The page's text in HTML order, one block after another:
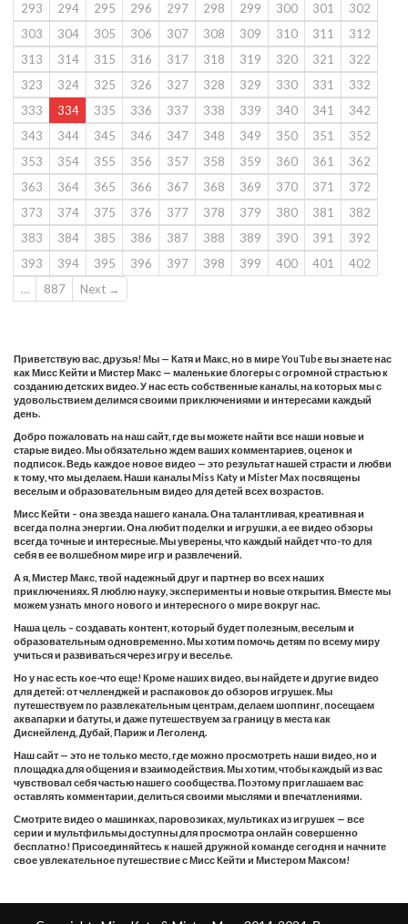
293
294 295 296 297 298 299 300 301
302
303
304 305 306 307 308 309 310 311
312
313
314 315 316 317 318 319 320 321
322
323
324 325 326 327 328 329 330 331
332
333
334 335 336 337 338 339 340 341
342
343
344 345 346 347 348 349 350 351
352
353
354 355 356 357 358 359 360 361
362
363
364 365 366 367 368 369 370 371
372
373
374 375 376 377 378 379 380 381
382
383
384 385 386 387 388 389 390 391
392
393
394 395 396 397 398 399 400 401
402
…
887 Next →
Приветствую вас, друзья! Мы — Катя и Макс, но в мире YouTube вы знаете нас
как Мисс Кейти и Мистер Макс — маленькие блогеры с огромной страстью к
созданию детских видео. У нас есть собственные каналы, на которых мы с
удовольствием делимся своими приключениями и интересами каждый
день.
Добро пожаловать на наш сайт, где вы можете найти все наши новые и
старые видео. Мы обязательно ждем ваших комментариев, оценок и
подписок. Ведь каждое новое видео — это результат нашей страсти и любви
к тому, что мы делаем. Наши каналы Miss Katy и Mister Max посвящены
веселым и образовательным видео для детей всех возрастов.
Мисс Кейти – она звезда нашего канала. Она талантливая, креативная и
всегда полна энергии. Она любит поделки и игрушки, а ее видео обзоры
всегда точные и интересные. Мы уверены, что каждый найдет что-то для
себя в ее волшебном мире игр и развлечений.
А я, Мистер Макс, твой надежный друг и партнер во всех наших
приключениях. Я люблю науку, эксперименты и новые открытия. Вместе мы
можем узнать много нового и интересного о мире вокруг нас.
Наша цель – создавать контент, который будет полезным, веселым и
образовательным одновременно. Мы хотим помочь детям по всему миру
учиться и развиваться через игру и веселье.
Но у нас есть кое-что еще! Кроме наших видео, вы найдете и другие видео
для детей: от челленджей и распаковок до обзоров игрушек. Мы
путешествуем по развлекательным центрам, делаем шоппинг, посещаем
аквапарки и батуты, и даже путешествуем за границу в места как
Диснейленд, Дубай, Париж и Леголенд.
Наш сайт — это не только место, где можно просмотреть наши видео, но и
площадка для общения и взаимодействия. Мы хотим, чтобы каждый из вас
чувствовал себя частью нашего сообщества. Поэтому приглашаем вас
оставлять комментарии, делиться своими мыслями и впечатлениями.
Смотрите видео о машинках, паровозиках, мультиках из игрушек — все
серии и мультфильмы доступны для просмотра онлайн совершенно
бесплатно! Присоединяйтесь к нашей дружной команде сегодня и начните
свое увлекательное путешествие с Мисс Кейти и Мистером Максом!